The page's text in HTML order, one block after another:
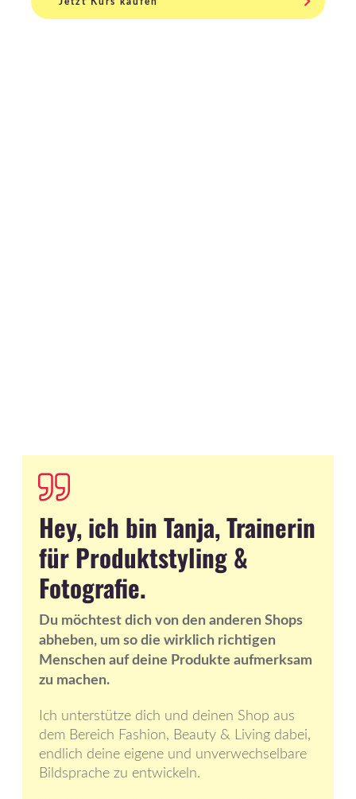
Hey, ich bin Tanja, Trainerin
für Produktstyling &
Fotografie.
Du möchtest dich von den anderen Shops
abheben, um so die wirklich richtigen
Menschen auf deine Produkte aufmerksam
zu machen.
Ich unterstütze dich und deinen Shop aus
dem Bereich Fashion, Beauty & Living dabei,
endlich deine eigene und unverwechselbare
Bildsprache zu entwickeln.